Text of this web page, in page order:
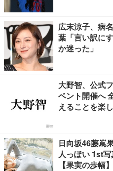
広末涼子、病
葉「言い訳に
か迷った」
大野智、公式
ベント開催へ
えることを楽
日向坂46藤嶌
人っぽい 1st
【果実の歩幅】